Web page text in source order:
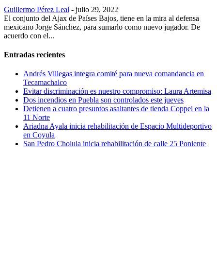
Guillermo Pérez Leal - julio 29, 2022
El conjunto del Ajax de Países Bajos, tiene en la mira al defensa
mexicano Jorge Sánchez, para sumarlo como nuevo jugador. De
acuerdo con el...
Entradas recientes
Andrés Villegas integra comité para nueva comandancia en
Tecamachalco
Evitar discriminación es nuestro compromiso: Laura Artemisa
Dos incendios en Puebla son controlados este jueves
Detienen a cuatro presuntos asaltantes de tienda Coppel en la
11 Norte
Ariadna Ayala inicia rehabilitación de Espacio Multideportivo
en Coyula
San Pedro Cholula inicia rehabilitación de calle 25 Poniente